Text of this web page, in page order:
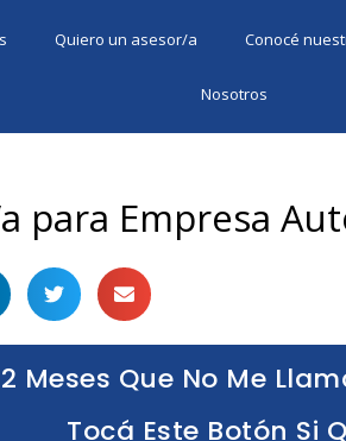
Quiero un asesor/a Conocé
Nosotros
para Empresa
Meses Que No Me
Tocá Este Botón Si